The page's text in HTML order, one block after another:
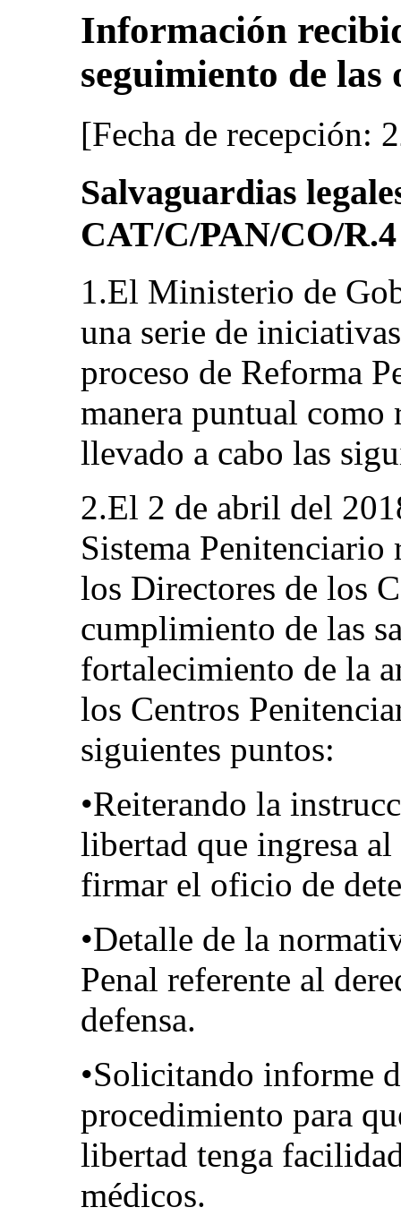
Información
seguimiento de las
[Fecha de recepción:
Salvaguardias
CAT/C/PAN/CO/
1.El Ministerio de
una serie de
proceso de Reforma
manera puntual como
llevado a cabo las
2.El 2 de abril del
Sistema
los Directores de los
cumplimiento de las
fortalecimiento de la
los Centros
siguientes puntos:
•Reiterando la
libertad que ingresa
firmar el oficio de
•Detalle de la
Penal referente al
defensa.
•Solicitando informe
procedimiento para
libertad tenga
médicos.